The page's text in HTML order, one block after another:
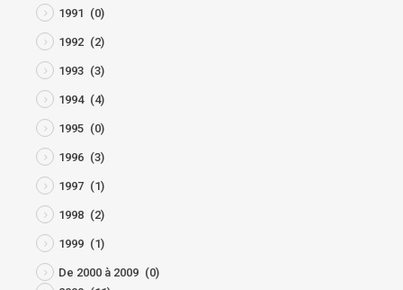
1991 (0)
1992 (2)
1993 (3)
1994 (4)
1995 (0)
1996 (3)
1997 (1)
1998 (2)
1999 (1)
De 2000 à 2009 (0)